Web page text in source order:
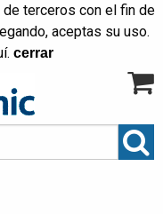
terceros con el fin de
aceptas su uso.
. cerrar